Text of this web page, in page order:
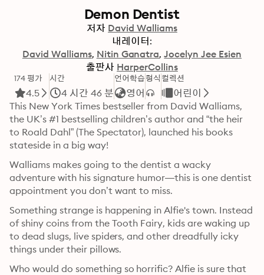
Demon Dentist
저자 David Walliams
내레이터:
David Walliams Nitin Ganatra Jocelyn Jee Esien
출판사 HarperCollins
174 평가
4.5
시간
4 시간 46 분
언어학습
영어
형식 컬렉션
어린이
This New York Times bestseller from David Walliams,
the UK’s #1 bestselling children’s author and “the heir
to Roald Dahl” (The Spectator), launched his books
stateside in a big way!
Walliams makes going to the dentist a wacky
adventure with his signature humor—this is one dentist
appointment you don’t want to miss.
Something strange is happening in Alfie's town. Instead
of shiny coins from the Tooth Fairy, kids are waking up
to dead slugs, live spiders, and other dreadfully icky
things under their pillows.
Who would do something so horrific? Alfie is sure that